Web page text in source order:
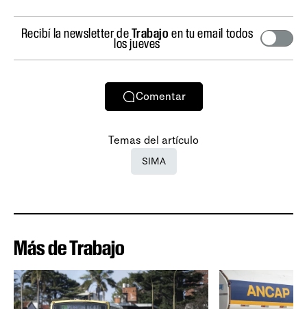
Recibí la newsletter deTrabajo en tu email todos
los jueves
Comentar
Temas del artículo
SIMA
Más de Trabajo